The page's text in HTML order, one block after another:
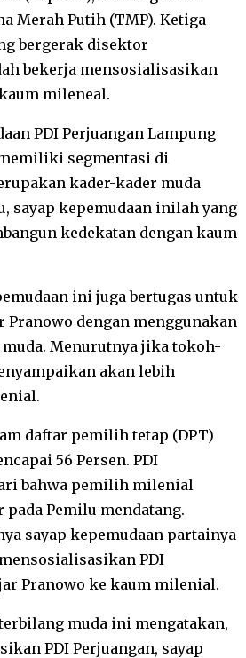
Merah Putih (TMP). Ketiga
bergerak disektor
bekerja mensosialisasikan
mileneal.
PDI Perjuangan Lampung
segmentasi di
kader-kader muda
sayap kepemudaan inilah yang
kedekatan dengan kaum
ini juga bertugas untuk
Pranowo dengan menggunakan
muda. Menurutnya jika tokoh-
akan lebih
daftar pemilih tetap (DPT)
56 Persen. PDI
bahwa pemilih milenial
pada Pemilu mendatang.
sayap kepemudaan partainya
PDI
Pranowo ke kaum milenial.
muda ini mengatakan,
PDI Perjuangan, sayap